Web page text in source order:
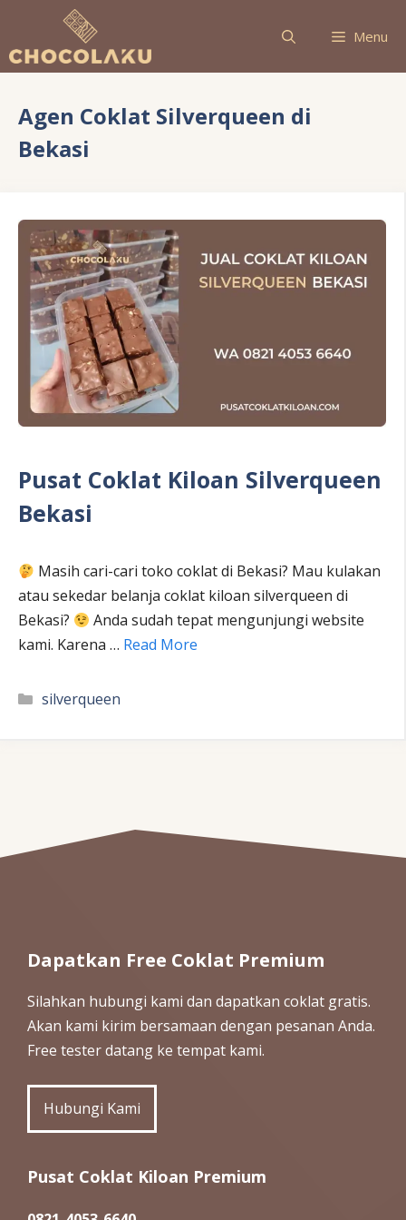
Langsung
isi
Menu
Agen Coklat Silverqueen di
Bekasi
Pusat Coklat Kiloan Silverqueen
Bekasi
Masih cari-cari toko coklat di Bekasi? Mau kulakan
atau sekedar belanja coklat kiloan silverqueen di
Bekasi?
Anda sudah tepat mengunjungi website
kami. Karena … Read More
Kategori
silverqueen
Dapatkan Free Coklat Premium
Silahkan hubungi kami dan dapatkan coklat gratis.
Akan kami kirim bersamaan dengan pesanan Anda.
Free tester datang ke tempat kami.
Hubungi Kami
Pusat Coklat Kiloan Premium